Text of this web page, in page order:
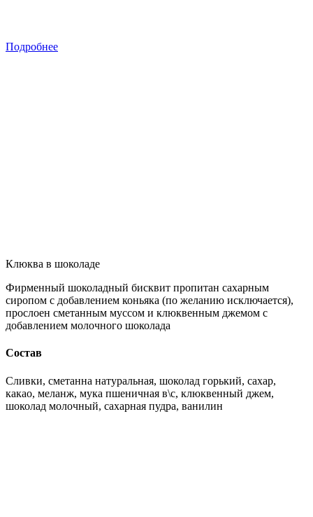
Подробнее
Клюква в шоколаде
Фирменный шоколадный бисквит пропитан сахарным
сиропом с добавлением коньяка (по желанию исключается),
прослоен сметанным муссом и клюквенным джемом с
добавлением молочного шоколада
Состав
Сливки, сметанна натуральная, шоколад горький, сахар,
какао, меланж, мука пшеничная в\с, клюквенный джем,
шоколад молочный, сахарная пудра, ванилин